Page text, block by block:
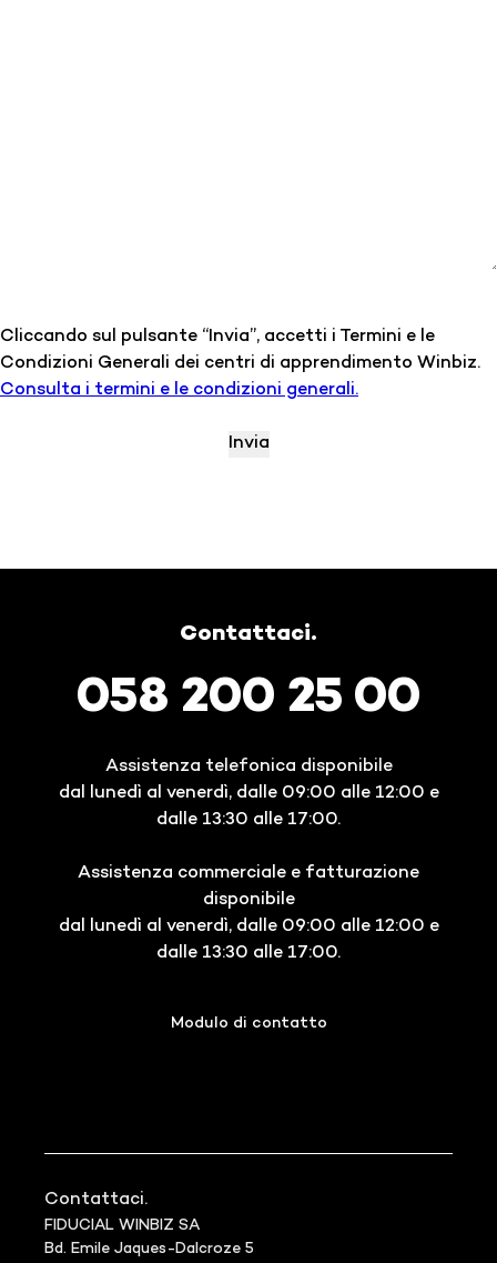
Cliccando sul pulsante “Invia”, accetti i Termini e le
Condizioni Generali dei centri di apprendimento Winbiz.
Consulta i termini e le condizioni generali.
Contattaci.
058 200 25 00
Assistenza telefonica disponibile
dal lunedì al venerdì, dalle 09:00 alle 12:00 e
dalle 13:30 alle 17:00.
Assistenza commerciale e fatturazione
disponibile
dal lunedì al venerdì, dalle 09:00 alle 12:00 e
dalle 13:30 alle 17:00.
Modulo di contatto
Contattaci.
FIDUCIAL WINBIZ SA
Bd. Emile Jaques-Dalcroze 5